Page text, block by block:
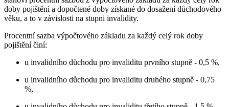
doby pojištění a dopočtené doby získané do dosažení důchodového
věku, a to v závislosti na stupni invalidity.
Procentní sazba výpočtového základu za každý celý rok doby
pojištění činí:
u invalidního důchodu pro invaliditu prvního stupně - 0,5 %,
u invalidního důchodu pro invaliditu druhého stupně - 0,75
%,